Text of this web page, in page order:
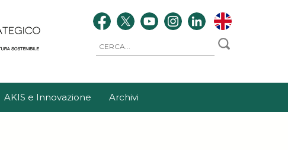
AKIS e Innovazione Archivi